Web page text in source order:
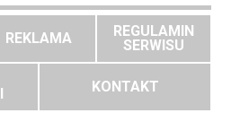
REKLAMA
REGULAMIN
SERWISU
KONTAKT